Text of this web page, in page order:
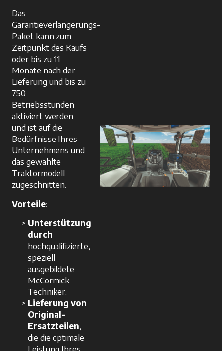
Das
Garantieverlängerungs-
Paket kann zum
Zeitpunkt des Kaufs
oder bis zu 11
Monate nach der
Lieferung und bis zu
750
Betriebsstunden
aktiviert werden
und ist auf die
Bedürfnisse Ihres
Unternehmens und
das gewählte
Traktormodell
zugeschnitten.
Vorteile:
Unterstützung
durch
hochqualifizierte,
speziell
ausgebildete
McCormick
Techniker.
Lieferung von
Original-
Ersatzteilen,
die die optimale
Leistung Ihres